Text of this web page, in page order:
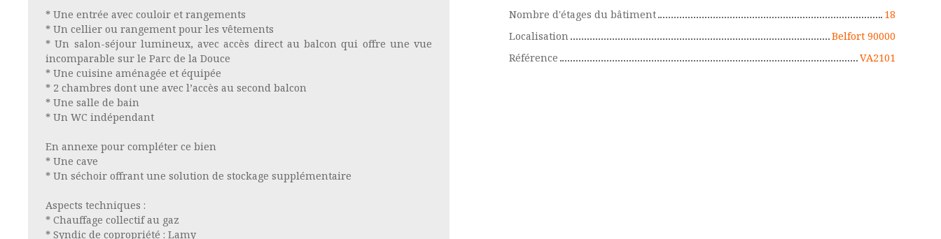
* Une entrée avec couloir et rangements
* Un cellier ou rangement pour les vêtements
* Un salon-séjour lumineux, avec accès direct au balcon qui offre une vue
incomparable sur le Parc de la Douce
* Une cuisine aménagée et équipée
* 2 chambres dont une avec l’accès au second balcon
* Une salle de bain
* Un WC indépendant
En annexe pour compléter ce bien
* Une cave
* Un séchoir offrant une solution de stockage supplémentaire
Aspects techniques :
* Chauffage collectif au gaz
* Syndic de copropriété : Lamy
Nombre d'étages du bâtiment
18
Localisation
Belfort 90000
Référence
VA2101